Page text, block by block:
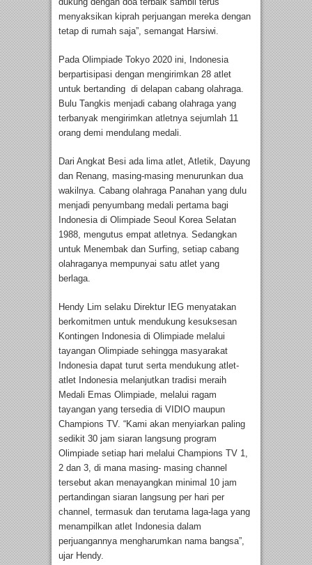
menyaksikan kiprah perjuangan mereka dengan
tetap di rumah saja”, semangat Harsiwi.
Pada Olimpiade Tokyo 2020 ini, Indonesia
berpartisipasi dengan mengirimkan 28 atlet
untuk bertanding di delapan cabang olahraga.
Bulu Tangkis menjadi cabang olahraga yang
terbanyak mengirimkan atletnya sejumlah 11
orang demi mendulang medali.
Dari Angkat Besi ada lima atlet, Atletik, Dayung
dan Renang, masing-masing menurunkan dua
wakilnya. Cabang olahraga Panahan yang dulu
menjadi penyumbang medali pertama bagi
Indonesia di Olimpiade Seoul Korea Selatan
1988, mengutus empat atletnya. Sedangkan
untuk Menembak dan Surfing, setiap cabang
olahraganya mempunyai satu atlet yang
berlaga.
Hendy Lim selaku Direktur IEG menyatakan
berkomitmen untuk mendukung kesuksesan
Kontingen Indonesia di Olimpiade melalui
tayangan Olimpiade sehingga masyarakat
Indonesia dapat turut serta mendukung atlet-
atlet Indonesia melanjutkan tradisi meraih
Medali Emas Olimpiade, melalui ragam
tayangan yang tersedia di VIDIO maupun
Champions TV. “Kami akan menyiarkan paling
sedikit 30 jam siaran langsung program
Olimpiade setiap hari melalui Champions TV 1,
2 dan 3, di mana masing- masing channel
tersebut akan menayangkan minimal 10 jam
pertandingan siaran langsung per hari per
channel, termasuk dan terutama laga-laga yang
menampilkan atlet Indonesia dalam
perjuangannya mengharumkan nama bangsa”,
ujar Hendy.